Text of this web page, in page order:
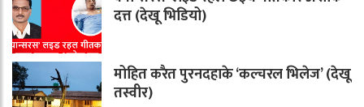
दत्त (देखू भिडियो)
मोहित करैत पुरनदहाके ‘कल्चरल भिलेज’ (देखू
तस्वीर)